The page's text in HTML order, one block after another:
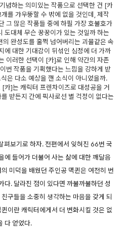
념하는 의미있는 작품으로 선택한 건 [카
를 갸우뚱할 수 밖에 없을 것인데, 제작
그 많은 작품들 중에 하필 가장 호불호가
도대체 무슨 꿍꿍이가 있는 것일까 하는
완성도를 훌쩍 넘어버리는 괴물같은 속
에 대한 기대감이 뒤섞인 심정에 더 가까
이러한 선택이 [카]로 인해 약간의 자존
번 작품을 기획했다는 느낌을 강하게 받
은 다소 예상을 깬 소식이 아니었을까.
카]는 캐릭터 프렌차이즈로 대성공을 거
받든지 간에 픽사로선 별 걱정이 없다는
펴보기로 하자. 전편에서 잊혀진 66번 국
에 들어가 더불어 사는 삶에 대한 깨달음
미덕을 배웠던 주인공 맥퀸은 여전히 번
다. 달라진 점이 있다면 까불까불하던 성
구들을 소중히 생각하는 마음을 갖게 되
이란 캐릭터에게서 더 변화시킬 것은 없
다 얻었다.